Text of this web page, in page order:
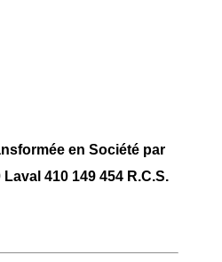
en Société par
410 149 454 R.C.S.